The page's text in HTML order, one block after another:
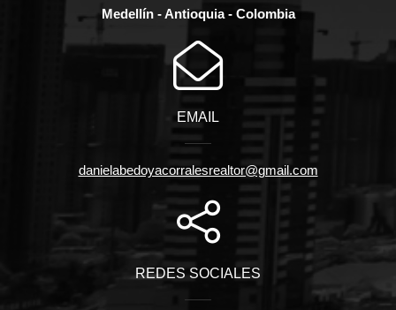
Medellín - Antioquia - Colombia
EMAIL
danielabedoyacorralesrealtor@gmail.com
REDES SOCIALES